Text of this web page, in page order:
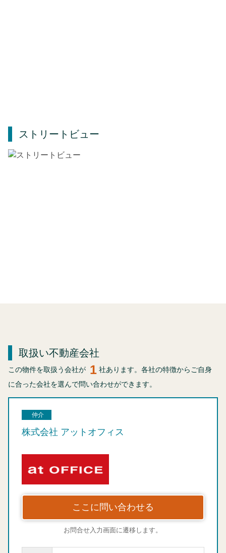
ストリートビュー
取扱い不動産会社
この物件を取扱う会社が 1 社あります。各社の特徴からご自身
に合った会社を選んで問い合わせができます。
仲介
株式会社 アットオフィス
ここに問い合わせる
お問合せ入力画面に遷移します。